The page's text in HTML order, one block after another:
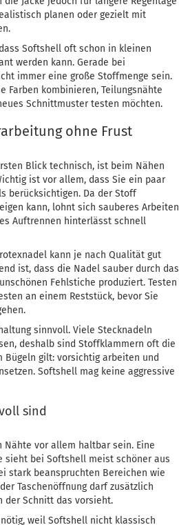
planen oder gezielt mit
Softshell oft schon in kleinen
werden kann. Gerade bei
immer eine große Stoffmenge sein.
Farben kombinieren, Teilungsnähte
Schnittmuster testen möchten.
ohne Frust
Blick technisch, ist beim Nähen
ist vor allem, dass Sie ein paar
berücksichtigen. Da der Stoff
kann, lohnt sich sauberes Arbeiten
Auftrennen hinterlässt schnell
kann je nach Qualität gut
ist, dass die Nadel sauber durch das
Fehlstiche produziert. Testen
an einem Reststück, bevor Sie
sinnvoll. Viele Stecknadeln
deshalb sind Stoffklammern oft die
Bügeln gilt: vorsichtig arbeiten und
Softshell mag keine aggressive
sind
Nähte vor allem haltbar sein. Eine
sieht bei Softshell meist schöner aus
stark beanspruchten Bereichen wie
Taschenöffnung darf zusätzlich
der Schnitt das vorsieht.
weil Softshell nicht klassisch